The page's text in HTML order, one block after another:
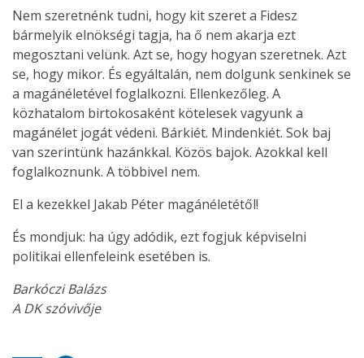
Nem szeretnénk tudni, hogy kit szeret a Fidesz
bármelyik elnökségi tagja, ha ő nem akarja ezt
megosztani velünk. Azt se, hogy hogyan szeretnek. Azt
se, hogy mikor. És egyáltalán, nem dolgunk senkinek se
a magánéletével foglalkozni. Ellenkezőleg. A
közhatalom birtokosaként kötelesek vagyunk a
magánélet jogát védeni. Bárkiét. Mindenkiét. Sok baj
van szerintünk hazánkkal. Közös bajok. Azokkal kell
foglalkoznunk. A többivel nem.
El a kezekkel Jakab Péter magánéletétől!
És mondjuk: ha úgy adódik, ezt fogjuk képviselni
politikai ellenfeleink esetében is.
Barkóczi Balázs
A DK szóvivője